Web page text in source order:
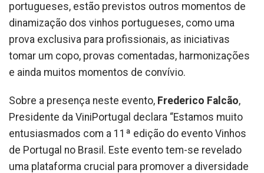
portugueses, estão previstos outros momentos de
dinamização dos vinhos portugueses, como uma
prova exclusiva para profissionais, as iniciativas
tomar um copo, provas comentadas, harmonizações
e ainda muitos momentos de convívio.
Sobre a presença neste evento, Frederico Falcão,
Presidente da ViniPortugal declara “Estamos muito
entusiasmados com a 11ª edição do evento Vinhos
de Portugal no Brasil. Este evento tem-se revelado
uma plataforma crucial para promover a diversidade